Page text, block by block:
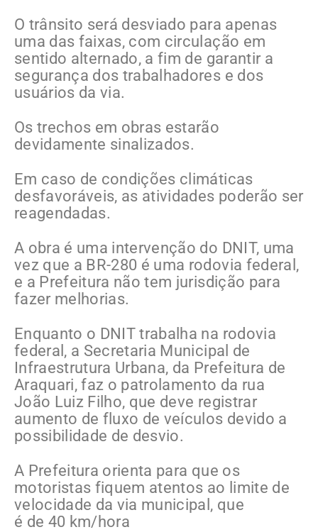
O trânsito será desviado para apenas
uma das faixas, com circulação em
sentido alternado, a fim de garantir a
segurança dos trabalhadores e dos
usuários da via.
Os trechos em obras estarão
devidamente sinalizados.
Em caso de condições climáticas
desfavoráveis, as atividades poderão ser
reagendadas.
A obra é uma intervenção do DNIT, uma
vez que a BR-280 é uma rodovia federal,
e a Prefeitura não tem jurisdição para
fazer melhorias.
Enquanto o DNIT trabalha na rodovia
federal, a Secretaria Municipal de
Infraestrutura Urbana, da Prefeitura de
Araquari, faz o patrolamento da rua
João Luiz Filho, que deve registrar
aumento de fluxo de veículos devido a
possibilidade de desvio.
A Prefeitura orienta para que os
motoristas fiquem atentos ao limite de
velocidade da via municipal, que
é de 40 km/hora